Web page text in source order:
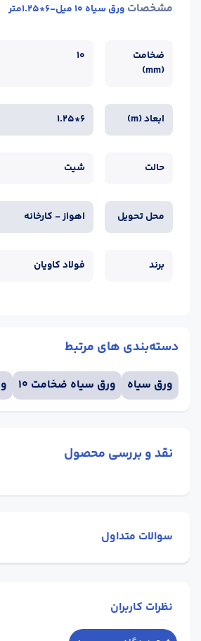
مشخصات ورق سیاه 10 میل-6*1.25متر
ضخامت
(mm)
10
ابعاد (m) 6*1.25
حالت شیت
محل تحویل اهواز - کارخانه
برند فولاد کاویان
دسته‌بندی های مرتبط
ورق سیاه ورق سیاه ضخامت 10
نقد و بررسی محصول
سوالات متداول
نظرات کاربران